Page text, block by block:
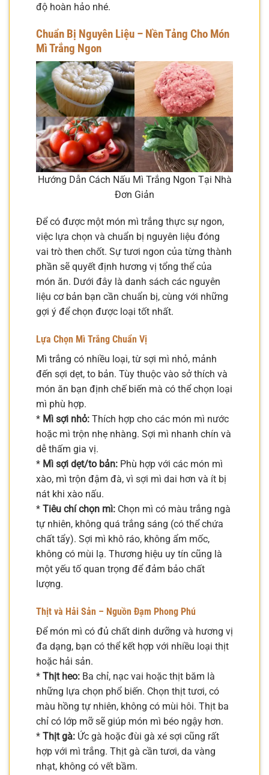
độ hoàn hảo nhé.
Chuẩn Bị Nguyên Liệu – Nền Tảng Cho Món
Mì Trắng Ngon
Hướng Dẫn Cách Nấu Mì Trắng Ngon Tại Nhà
Đơn Giản
Để có được một món mì trắng thực sự ngon,
việc lựa chọn và chuẩn bị nguyên liệu đóng
vai trò then chốt. Sự tươi ngon của từng thành
phần sẽ quyết định hương vị tổng thể của
món ăn. Dưới đây là danh sách các nguyên
liệu cơ bản bạn cần chuẩn bị, cùng với những
gợi ý để chọn được loại tốt nhất.
Lựa Chọn Mì Trắng Chuẩn Vị
Mì trắng có nhiều loại, từ sợi mì nhỏ, mảnh
đến sợi dẹt, to bản. Tùy thuộc vào sở thích và
món ăn bạn định chế biến mà có thể chọn loại
mì phù hợp.
* Mì sợi nhỏ: Thích hợp cho các món mì nước
hoặc mì trộn nhẹ nhàng. Sợi mì nhanh chín và
dễ thấm gia vị.
* Mì sợi dẹt/to bản: Phù hợp với các món mì
xào, mì trộn đậm đà, vì sợi mì dai hơn và ít bị
nát khi xào nấu.
* Tiêu chí chọn mì: Chọn mì có màu trắng ngà
tự nhiên, không quá trắng sáng (có thể chứa
chất tẩy). Sợi mì khô ráo, không ẩm mốc,
không có mùi lạ. Thương hiệu uy tín cũng là
một yếu tố quan trọng để đảm bảo chất
lượng.
Thịt và Hải Sản – Nguồn Đạm Phong Phú
Để món mì có đủ chất dinh dưỡng và hương vị
đa dạng, bạn có thể kết hợp với nhiều loại thịt
hoặc hải sản.
* Thịt heo: Ba chỉ, nạc vai hoặc thịt băm là
những lựa chọn phổ biến. Chọn thịt tươi, có
màu hồng tự nhiên, không có mùi hôi. Thịt ba
chỉ có lớp mỡ sẽ giúp món mì béo ngậy hơn.
* Thịt gà: Ức gà hoặc đùi gà xé sợi cũng rất
hợp với mì trắng. Thịt gà cần tươi, da vàng
nhạt, không có vết bầm.